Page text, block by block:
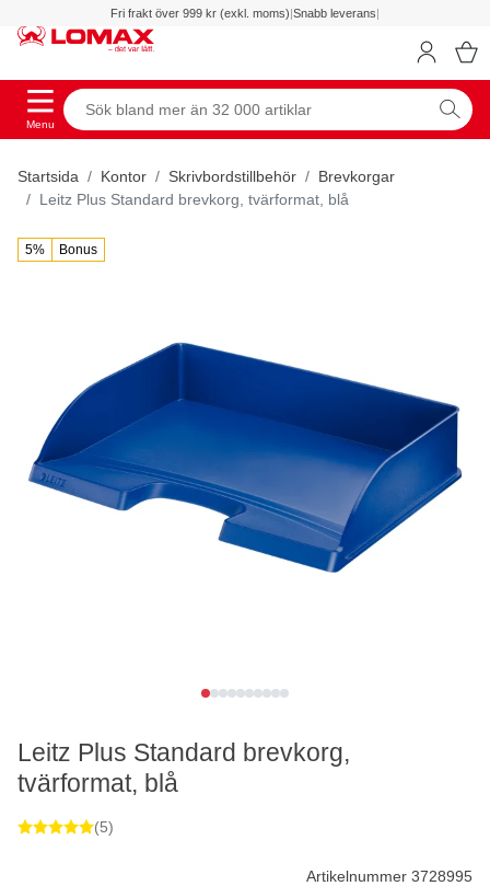
Fri frakt över 999 kr (exkl. moms)|Snabb leverans|
Menu
Startsida Kontor Skrivbordstillbehör
Brevkorgar
Leitz Plus Standard brevkorg, tvärformat, blå
5% Bonus
Artikelnummer 3728995
Leitz Plus Standard brevkorg,
tvärformat, blå
(5)